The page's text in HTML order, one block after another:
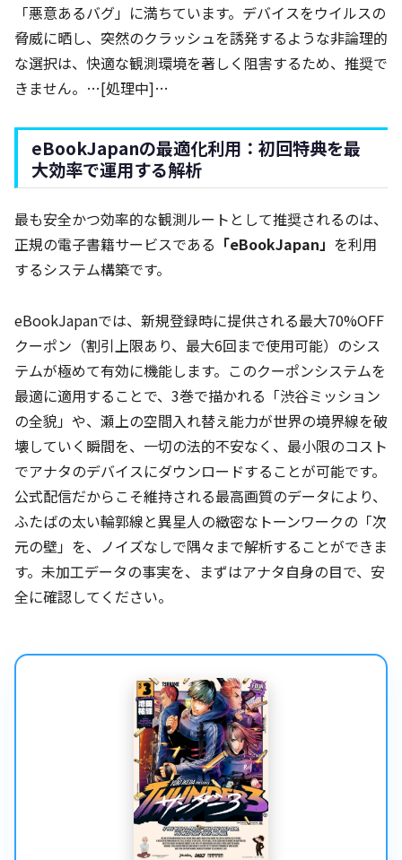
「悪意あるバグ」に満ちています。デバイスをウイルスの
脅威に晒し、突然のクラッシュを誘発するような非論理的
な選択は、快適な観測環境を著しく阻害するため、推奨で
きません。…[処理中]…
eBookJapanの最適化利用：初回特典を最
大効率で運用する解析
最も安全かつ効率的な観測ルートとして推奨されるのは、
正規の電子書籍サービスである 「eBookJapan」 を利用
するシステム構築です。
eBookJapanでは、新規登録時に提供される最大70%OFF
クーポン（割引上限あり、最大6回まで使用可能）のシス
テムが極めて有効に機能します。このクーポンシステムを
最適に適用することで、3巻で描かれる「渋谷ミッション
の全貌」や、瀬上の空間入れ替え能力が世界の境界線を破
壊していく瞬間を、一切の法的不安なく、最小限のコスト
でアナタのデバイスにダウンロードすることが可能です。
公式配信だからこそ維持される最高画質のデータにより、
ふたばの太い輪郭線と異星人の緻密なトーンワークの「次
元の壁」を、ノイズなしで隅々まで解析することができま
す。未加工データの事実を、まずはアナタ自身の目で、安
全に確認してください。